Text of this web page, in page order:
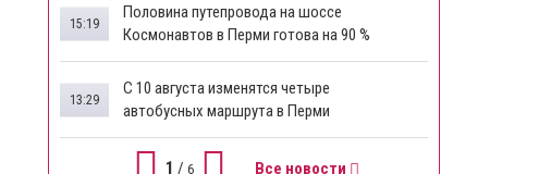
​Половина путепровода на шоссе
Космонавтов в Перми готова на 90 %
15:19
​С 10 августа изменятся четыре
автобусных маршрута в Перми
13:29
1 / 6 Все новости